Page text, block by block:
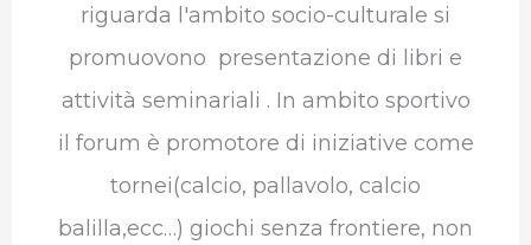
riguarda l'ambito socio-culturale si
promuovono presentazione di libri e
attività seminariali . In ambito sportivo
il forum è promotore di iniziative come
tornei(calcio, pallavolo, calcio
balilla,ecc…) giochi senza frontiere, non